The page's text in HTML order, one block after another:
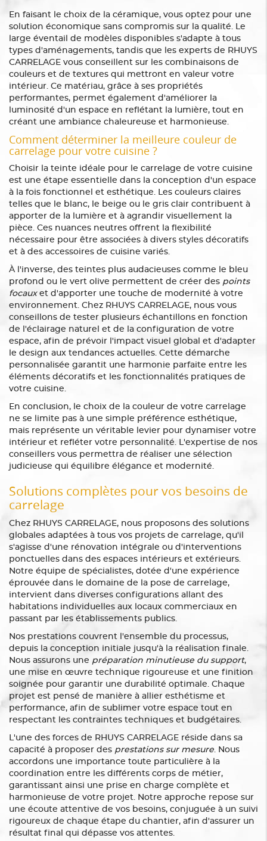
En faisant le choix de la céramique, vous optez pour une
solution économique sans compromis sur la qualité. Le
large éventail de modèles disponibles s'adapte à tous
types d'aménagements, tandis que les experts de RHUYS
CARRELAGE vous conseillent sur les combinaisons de
couleurs et de textures qui mettront en valeur votre
intérieur. Ce matériau, grâce à ses propriétés
performantes, permet également d'améliorer la
luminosité d'un espace en reflétant la lumière, tout en
créant une ambiance chaleureuse et harmonieuse.
Comment déterminer la meilleure couleur de
carrelage pour votre cuisine ?
Choisir la teinte idéale pour le carrelage de votre cuisine
est une étape essentielle dans la conception d'un espace
à la fois fonctionnel et esthétique. Les couleurs claires
telles que le blanc, le beige ou le gris clair contribuent à
apporter de la lumière et à agrandir visuellement la
pièce. Ces nuances neutres offrent la flexibilité
nécessaire pour être associées à divers styles décoratifs
et à des accessoires de cuisine variés.
À l'inverse, des teintes plus audacieuses comme le bleu
profond ou le vert olive permettent de créer des points
focauxet d'apporter une touche de modernité à votre
environnement. Chez RHUYS CARRELAGE, nous vous
conseillons de tester plusieurs échantillons en fonction
de l'éclairage naturel et de la configuration de votre
espace, afin de prévoir l'impact visuel global et d'adapter
le design aux tendances actuelles. Cette démarche
personnalisée garantit une harmonie parfaite entre les
éléments décoratifs et les fonctionnalités pratiques de
votre cuisine.
En conclusion, le choix de la couleur de votre carrelage
ne se limite pas à une simple préférence esthétique,
mais représente un véritable levier pour dynamiser votre
intérieur et refléter votre personnalité. L'expertise de nos
conseillers vous permettra de réaliser une sélection
judicieuse qui équilibre élégance et modernité.
Solutions complètes pour vos besoins de
carrelage
Chez RHUYS CARRELAGE, nous proposons des solutions
globales adaptées à tous vos projets de carrelage, qu'il
s'agisse d'une rénovation intégrale ou d'interventions
ponctuelles dans des espaces intérieurs et extérieurs.
Notre équipe de spécialistes, dotée d'une expérience
éprouvée dans le domaine de la pose de carrelage,
intervient dans diverses configurations allant des
habitations individuelles aux locaux commerciaux en
passant par les établissements publics.
Nos prestations couvrent l'ensemble du processus,
depuis la conception initiale jusqu'à la réalisation finale.
Nous assurons une préparation minutieuse du support,
une mise en œuvre technique rigoureuse et une finition
soignée pour garantir une durabilité optimale. Chaque
projet est pensé de manière à allier esthétisme et
performance, afin de sublimer votre espace tout en
respectant les contraintes techniques et budgétaires.
L'une des forces de RHUYS CARRELAGE réside dans sa
capacité à proposer des prestations sur mesure . Nous
accordons une importance toute particulière à la
coordination entre les différents corps de métier,
garantissant ainsi une prise en charge complète et
harmonieuse de votre projet. Notre approche repose sur
une écoute attentive de vos besoins, conjuguée à un suivi
rigoureux de chaque étape du chantier, afin d'assurer un
résultat final qui dépasse vos attentes.